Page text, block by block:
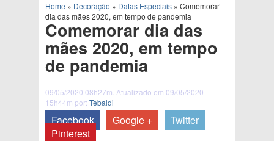
Home » Decoração » Datas Especiais » Comemorar
dia das mães 2020, em tempo de pandemia
Comemorar dia das
mães 2020, em tempo
de pandemia
09/05/2020 08h27m. Atualizado em 09/05/2020
15h44m por: Tebaldi
Facebook Google +
Twitter
Pinterest